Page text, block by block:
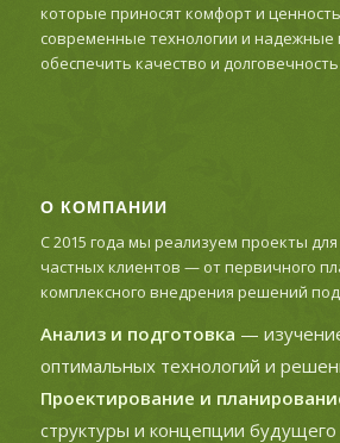
которые приносят комфорт и
современные технологии и
обеспечить качество и
О КОМПАНИИ
С 2015 года мы реализуем проекты
частных клиентов — от первичного
комплексного внедрения решений
Анализ и подготовка —
оптимальных технологий и
Проектирование и
структуры и концепции будущего